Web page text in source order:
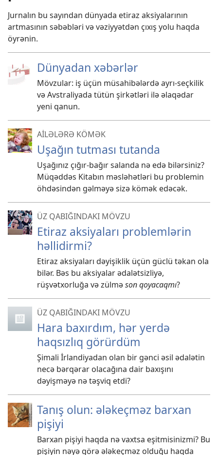
Jurnalın bu sayından dünyada etiraz aksiyalarının
artmasının səbəbləri və vəziyyətdən çıxış yolu haqda
öyrənin.
Dünyadan xəbərlər
Mövzular: iş üçün müsahibələrdə ayrı-seçkilik
və Avstraliyada tütün şirkətləri ilə əlaqədar
yeni qanun.
AİLƏLƏRƏ KÖMƏK
Uşağın tutması tutanda
Uşağınız çığır-bağır salanda nə edə bilərsiniz?
Müqəddəs Kitabın məsləhətləri bu problemin
öhdəsindən gəlməyə sizə kömək edəcək.
ÜZ QABIĞINDAKI MÖVZU
Etiraz aksiyaları problemlərin
həllidirmi?
Etiraz aksiyaları dəyişiklik üçün güclü təkan ola
bilər. Bəs bu aksiyalar ədalətsizliyə,
rüşvətxorluğa və zülməson qoyacaqmı?
ÜZ QABIĞINDAKI MÖVZU
Hara baxırdım, hər yerdə
haqsızlıq görürdüm
Şimali İrlandiyadan olan bir gənci əsil ədalətin
necə bərqərar olacağına dair baxışını
dəyişməyə nə təşviq etdi?
Tanış olun: ələkeçməz barxan
pişiyi
Barxan pişiyi haqda nə vaxtsa eşitmisinizmi? Bu
pişiyin nəyə görə ələkeçməz olduğu haqda